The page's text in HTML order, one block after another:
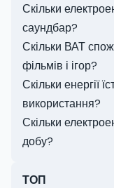
Скільки
саундбар?
Скільки ВАТ
фільмів і ігор?
Скільки енергії
використання?
Скільки
добу?
ТОП